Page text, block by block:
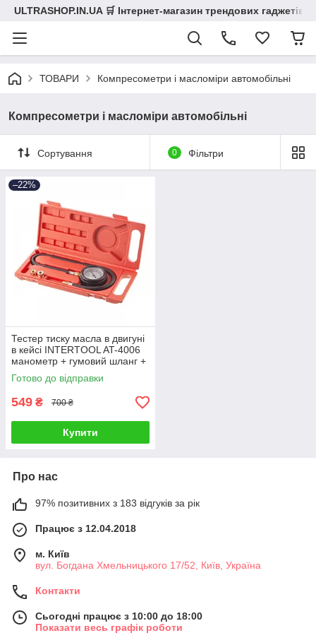
ULTRASHOP.IN.UA 🛒 Інтернет-магазин трендових гаджетів
ТОВАРИ Компресометри і масломіри автомобільні
Компресометри і масломіри автомобільні
Сортування 0 Фільтри
–22%
Тестер тиску масла в двигуні
в кейсі INTERTOOL AT-4006
манометр + гумовий шланг +
фітинги
Готово до відправки
549 ₴ 700 ₴
Купити
Про нас
97% позитивних з 183 відгуків за рік
Працює з 12.04.2018
м. Київ
вул. Богдана Хмельницького 17/52, Київ, Україна
Контакти
Сьогодні працює з 10:00 до 18:00
Показати весь графік роботи